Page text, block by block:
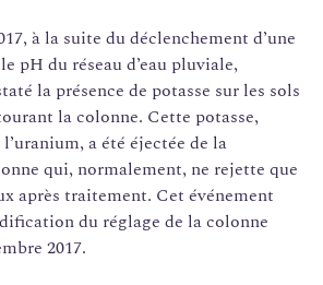
à la suite du déclenchement d’une
pH du réseau d’eau pluviale,
la présence de potasse sur les sols
la colonne. Cette potasse,
a été éjectée de la
qui, normalement, ne rejette que
après traitement. Cet événement
du réglage de la colonne
2017.